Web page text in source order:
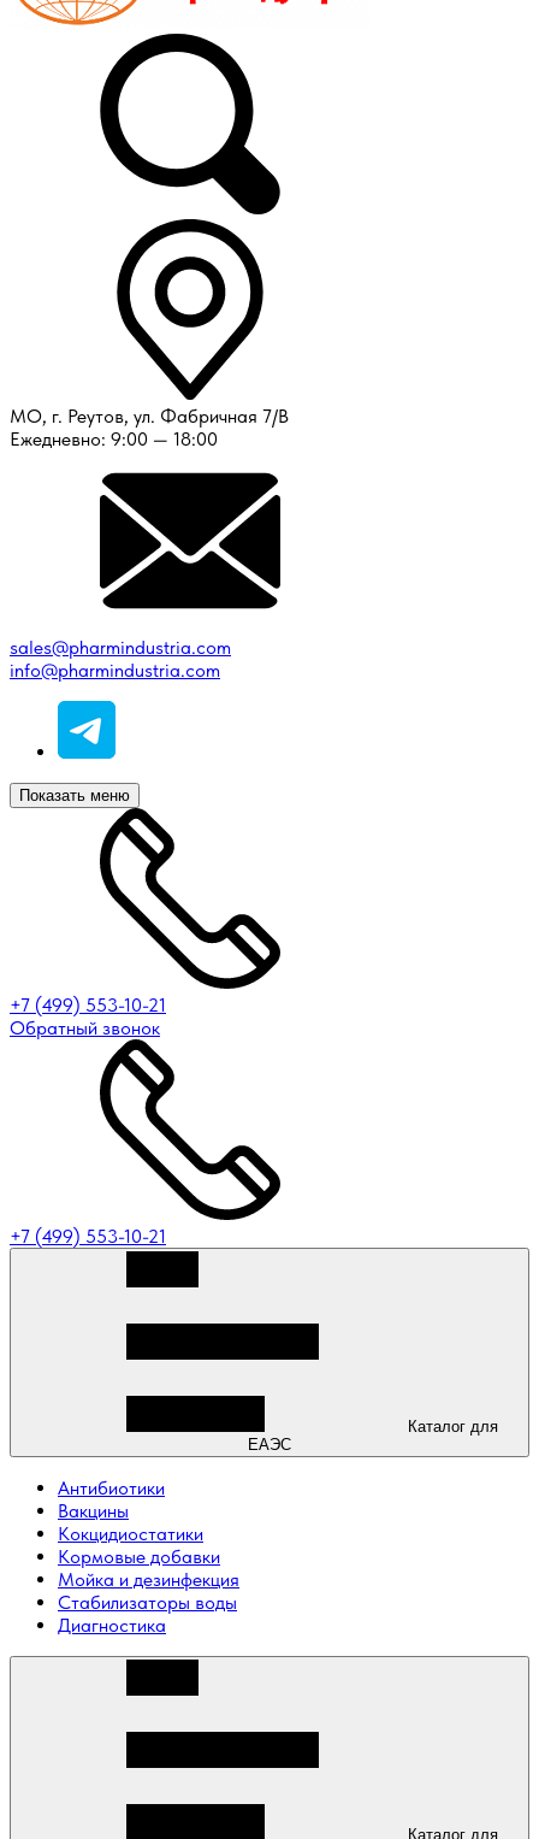
МО, г. Реутов, ул. Фабричная 7/В
Ежедневно: 9:00 — 18:00
sales@pharmindustria.com
info@pharmindustria.com
Показать меню
+7 (499) 553-10-21
Обратный звонок
+7 (499) 553-10-21
ЕАЭС
Антибиотики
Вакцины
Кокцидиостатики
Кормовые добавки
Мойка и дезинфекция
Стабилизаторы воды
Диагностика